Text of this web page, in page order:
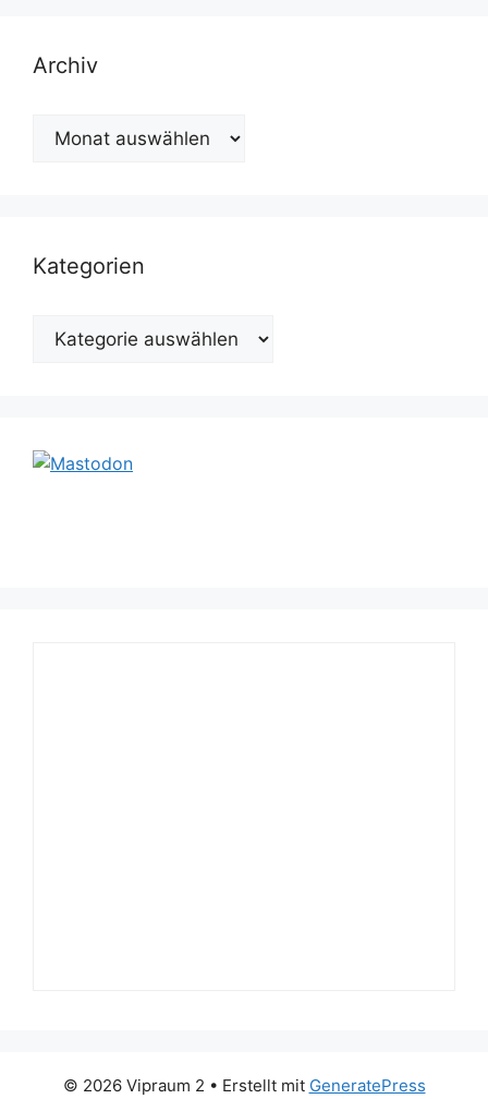
Archiv
Archiv
Kategorien
Kategorien
© 2026 Vipraum 2 • Erstellt mit GeneratePress